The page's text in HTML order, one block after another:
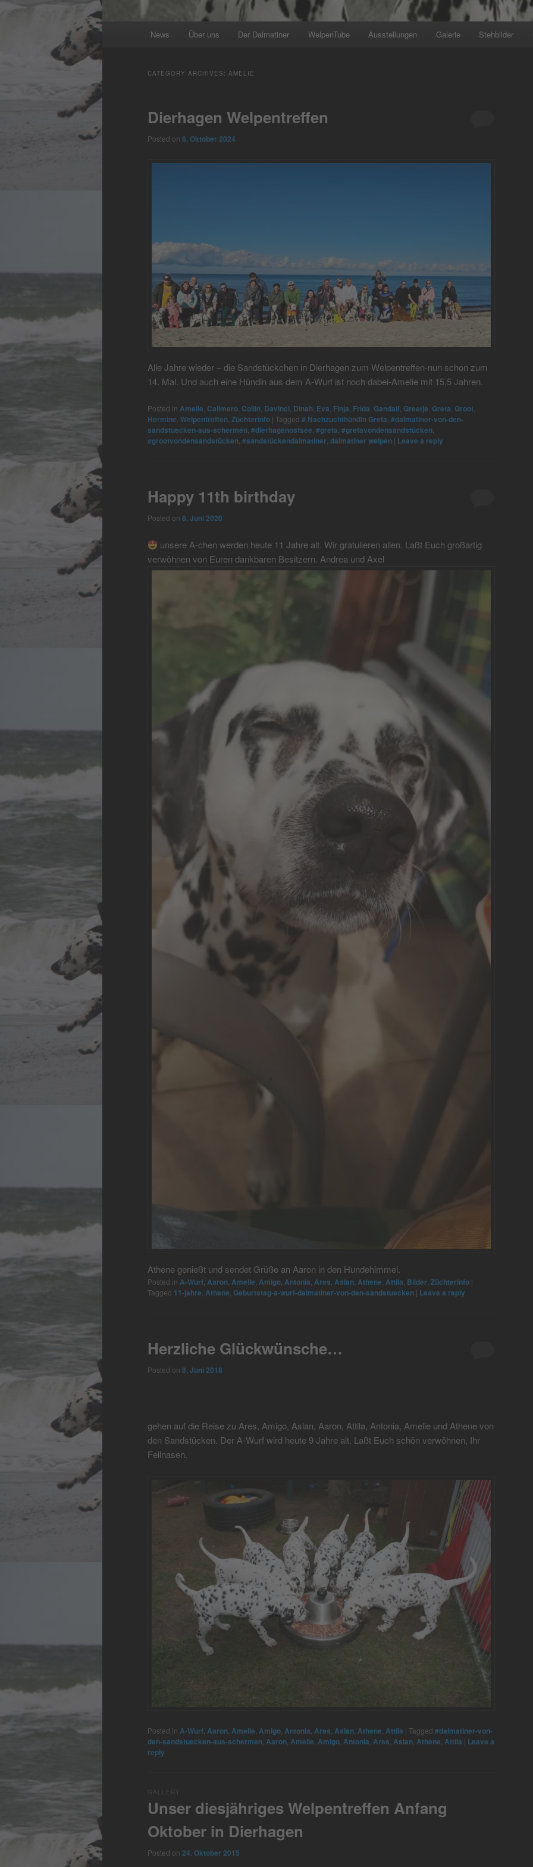
News Über uns Der Dalmatiner WelpenTube Ausstellungen Galerie Stehbilder
CATEGORY ARCHIVES: AMELIE
Dierhagen Welpentreffen
Posted on 6. Oktober 2024
Alle Jahre wieder – die Sandstückchen in Dierhagen zum Welpentreffen-nun schon zum
14. Mal. Und auch eine Hündin aus dem A-Wurf ist noch dabei-Amelie mit 15,5 Jahren.
Posted in Amelie, Calimero, Collin, Davinci, Dinah, Eva, Finja, Frida, Gandalf, Greetje, Greta, Groot,
Hermine, Welpentreffen, Züchterinfo | Tagged # Nachzuchthündin Greta, #dalmatiner-von-den-
sandstuecken-aus-schermen, #dierhagenostsee, #greta, #gretavondensandstücken,
#grootvondensandstücken, #sandstückendalmatiner, dalmatiner welpen | Leave a reply
Happy 11th birthday
Posted on 8. Juni 2020
unsere A-chen werden heute 11 Jahre alt. Wir gratulieren allen. Laßt Euch großartig
verwöhnen von Euren dankbaren Besitzern. Andrea und Axel
Athene genießt und sendet Grüße an Aaron in den Hundehimmel.
Posted in A-Wurf Aaron Amelie Amigo Antonia Ares Aslan Athene Attila Bilder Züchterinfo |
Tagged 11-jahre Athene Geburtstag-a-wurf-dalmatiner-von-den-sandstuecken | Leave a reply
Herzliche Glückwünsche…
Posted on 8. Juni 2018
gehen auf die Reise zu Ares, Amigo, Aslan, Aaron, Attila, Antonia, Amelie und Athene von
den Sandstücken. Der A-Wurf wird heute 9 Jahre alt. Laßt Euch schön verwöhnen, Ihr
Fellnasen.
Posted in A-Wurf Aaron Amelie Amigo Antonia Ares Aslan Athene Attila | Tagged #dalmatiner-von-
den-sandstuecken-aus-schermen Aaron Amelie Amigo Antonia Ares Aslan Athene Attila | Leave a
reply
Unser diesjähriges Welpentreffen Anfang
Oktober in Dierhagen
GALLERY
Posted on 24. Oktober 2015
+++ Wir planen den nächsten Wurf für das